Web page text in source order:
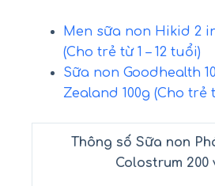
Men sữa non Hikid 2
(Cho trẻ từ 1 – 12 tuổi)
Sữa non Goodhealth
Zealand 100g (Cho trẻ
Thông số Sữa non
Colostrum 200